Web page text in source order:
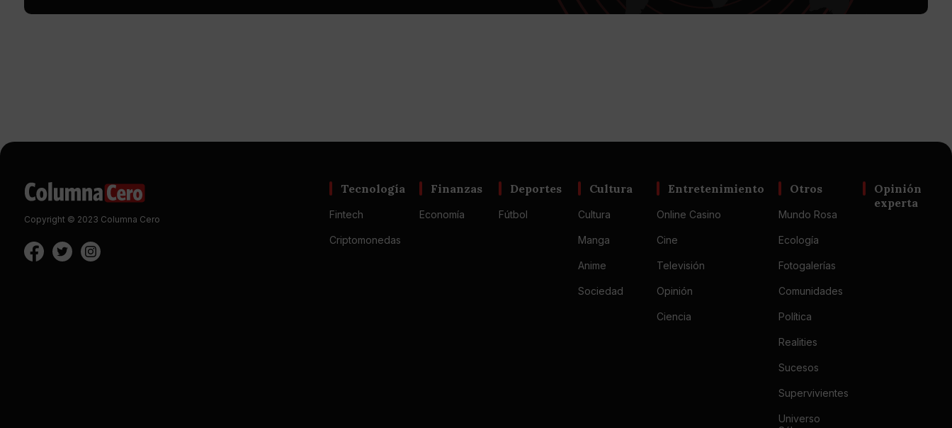
Copyright © 2023 Columna Cero
Tecnología
Fintech
Criptomonedas
Finanzas
Economía
Deportes
Fútbol
Cultura
Cultura
Manga
Anime
Sociedad
Entretenimiento
Online Casino
Cine
Televisión
Opinión
Ciencia
Otros
Mundo Rosa
Ecología
Fotogalerías
Comunidades
Política
Realities
Sucesos
Supervivientes
Universo
Opinión
experta